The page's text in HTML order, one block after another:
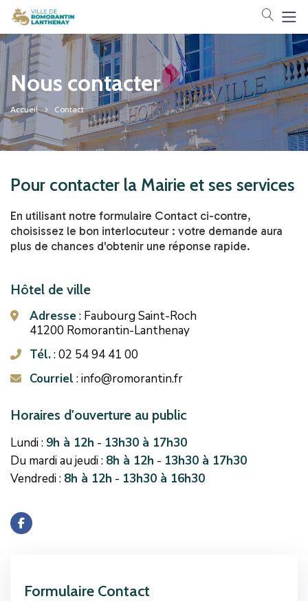
Votre
Nous contacter
Accueil Contact
Pour contacter la Mairie et ses services
En utilisant notre formulaire Contact ci-contre,
choisissez le bon interlocuteur : votre demande aura
plus de chances d'obtenir une réponse rapide.
Hôtel de ville
icon
Adresse: Faubourg Saint-Roch
41200 Romorantin-Lanthenay
icon
Tél.: 02 54 94 41 00
icon
Courriel : info@romorantin.fr
Horaires d'ouverture au public
Lundi : 9h à 12h - 13h30 à 17h30
Du mardi au jeudi : 8h à 12h - 13h30 à 17h30
Vendredi : 8h à 12h - 13h30 à 16h30
Formulaire Contact